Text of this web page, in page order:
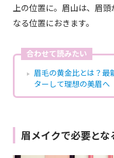
上の位置に。眉山は、眉
なる位置におきます。
合わせて読みたい
眉毛の黄金比とは？最
ターして理想の美眉へ
眉メイクで必要とな